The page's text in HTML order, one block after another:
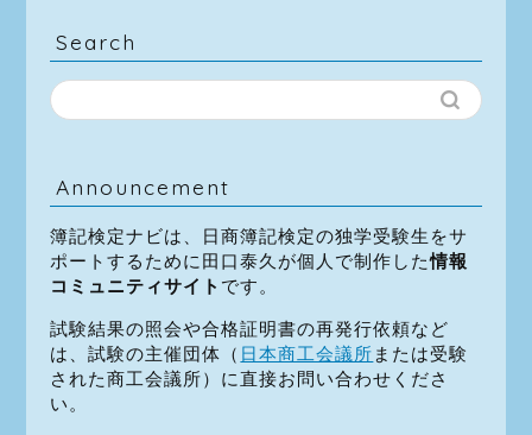
Search
Announcement
簿記検定ナビは、日商簿記検定の独学受験生をサ
ポートするために田口泰久が個人で制作した情報
コミュニティサイト です。
試験結果の照会や合格証明書の再発行依頼など
は、試験の主催団体（ 日本商工会議所 または受験
された商工会議所）に直接お問い合わせくださ
い。